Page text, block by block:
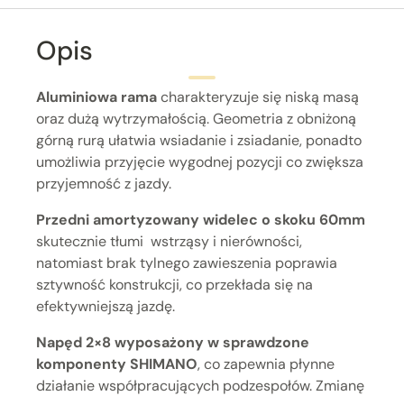
Opis
Aluminiowa ramacharakteryzuje się niską masą
oraz dużą wytrzymałością. Geometria z obniżoną
górną rurą ułatwia wsiadanie i zsiadanie, ponadto
umożliwia przyjęcie wygodnej pozycji co zwiększa
przyjemność z jazdy.
Przedni amortyzowany widelec o skoku 60mm
skutecznie tłumi wstrząsy i nierówności,
natomiast brak tylnego zawieszenia poprawia
sztywność konstrukcji, co przekłada się na
efektywniejszą jazdę.
Napęd 2×8 wyposażony w sprawdzone
komponenty SHIMANO, co zapewnia płynne
działanie współpracujących podzespołów. Zmianę